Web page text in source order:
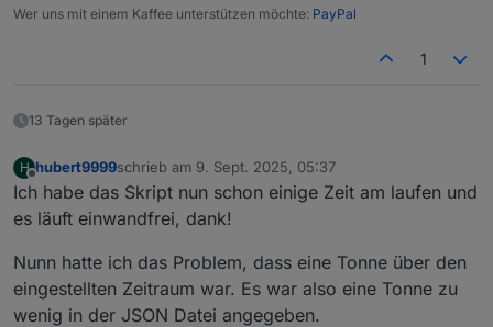
Wer uns mit einem Kaffee unterstützen möchte: PayPal
1
13 Tagen später
H
Offline
hubert9999schrieb am 9. Sept. 2025, 05:37
zuletzt editiert von
Ich habe das Skript nun schon einige Zeit am laufen und
es läuft einwandfrei, dank!
Nunn hatte ich das Problem, dass eine Tonne über den
eingestellten Zeitraum war. Es war also eine Tonne zu
wenig in der JSON Datei angegeben.